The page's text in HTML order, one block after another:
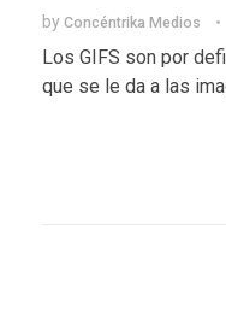
by Concéntrika Medios
Los GIFS son por
que se le da a las